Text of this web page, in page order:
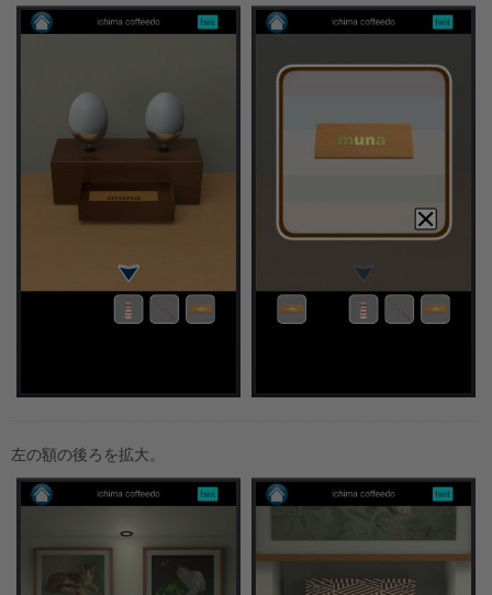
左の額の後ろを拡大。